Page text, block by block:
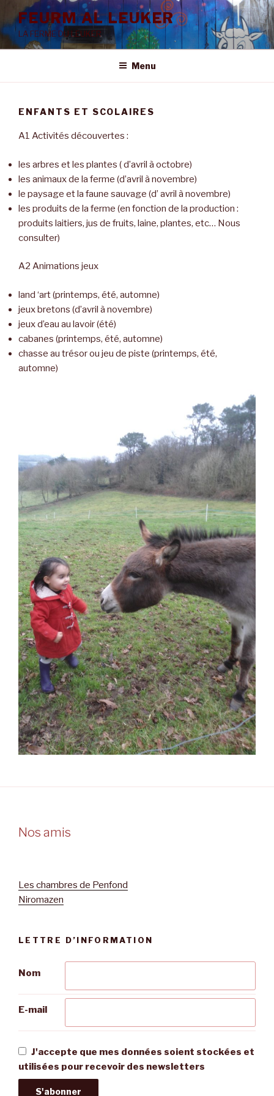
au
contenu
principal
FEURM AL LEUKER
LA FERME DU LEUKER
Menu
ENFANTS ET SCOLAIRES
A1 Activités découvertes :
les arbres et les plantes ( d’avril à octobre)
les animaux de la ferme (d’avril à novembre)
le paysage et la faune sauvage (d’ avril à novembre)
les produits de la ferme (en fonction de la production :
produits laitiers, jus de fruits, laine, plantes, etc… Nous
consulter)
A2 Animations jeux
land ‘art (printemps, été, automne)
jeux bretons (d’avril à novembre)
jeux d’eau au lavoir (été)
cabanes (printemps, été, automne)
chasse au trésor ou jeu de piste (printemps, été,
automne)
Nos amis
Les chambres de Penfond
Niromazen
LETTRE D’INFORMATION
Nom
E-mail
J'accepte que mes données soient stockées et
utilisées pour recevoir des newsletters